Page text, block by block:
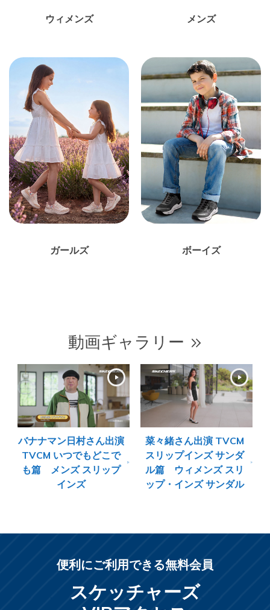
ウィメンズ メンズ
ガールズ ボーイズ
動画ギャラリー
バナナマン日村さん出演
TVCM いつでもどこで
も篇 メンズ スリップ
インズ
菜々緒さん出演 TVCM
スリップインズ サンダ
ル篇 ウィメンズ スリ
ップ・インズ サンダル
便利にご利用できる無料会員
スケッチャーズ